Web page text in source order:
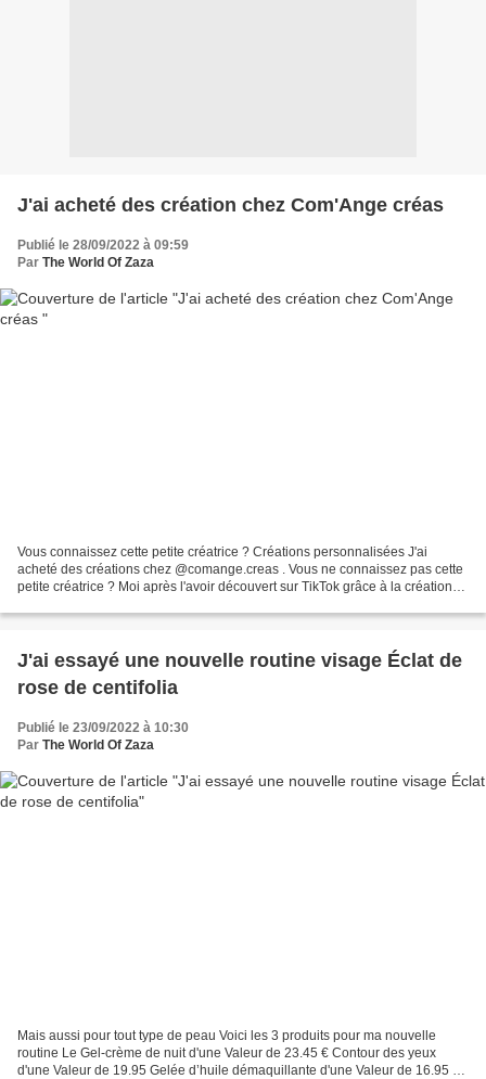
J'ai acheté des création chez Com'Ange créas
Publié le 28/09/2022 à 09:59
Par The World Of Zaza
Vous connaissez cette petite créatrice ? Créations personnalisées J'ai
acheté des créations chez @comange.creas . Vous ne connaissez pas cette
petite créatrice ? Moi après l'avoir découvert sur TikTok grâce à la création
J'ai essayé une nouvelle routine visage Éclat de
rose de centifolia
Publié le 23/09/2022 à 10:30
Par The World Of Zaza
Mais aussi pour tout type de peau Voici les 3 produits pour ma nouvelle
routine Le Gel-crème de nuit d'une Valeur de 23.45 € Contour des yeux
d'une Valeur de 19.95 Gelée d’huile démaquillante d'une Valeur de 16.95 €